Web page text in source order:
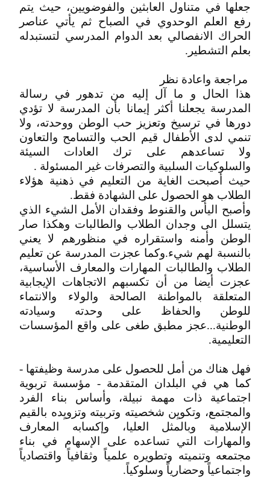
جعلها في متناول العابثين والفوضويين، حيث يتم
رفع العلم الوحدوي في الصباح ثم يأتي عناصر
‬بعلم‮ ‬التشطير‮.‬
هذا الحال و ما آل إليه من تدهور في رسالة
المدرسة يجعلنا أكثر إيمانا بأن المدرسة لا تؤدي
دورها في ترسيخ وتعزيز حب الوطن ووحدته، ولا
تنمي لدى الأطفال قيم الحب والتسامح والتعاون
ولا تساعدهم على ترك العادات السيئة
والسلوكيات السلبية والتصرفات غير المسئولة .
‬الطلاب‮ ‬هو‮ ‬الحصول‮ ‬على‮ ‬الشهادة‮ ‬فقط‮.‬
وأصبح اليأس والقنوط وفقدان الأمل الشيء الذي
يتسلل الى وجدان الطلاب والطالبات وهكذا صار
الوطن وأمنه واستقراره في منظورهم لا يعني
بالنسبة لهم شيء.وكما عجزت المدرسة عن تعليم
الطلاب والطالبات المهارات والمعارف الأساسية،
‬التعليمية‮.‬
فهل هناك من أمل للحصول على مدرسة وظيفتها -
كما هي في البلدان المتقدمة - مؤسسة تربوية
اجتماعية ذات مهمة نبيلة، وأساس بناء الفرد
والمجتمع، وتكويِن شخصيته وتربيته وتزويِده بالقيم
الإسلامية وبالمثل العليا، وإكسابه المعارف
‬واجتماعياً‮ ‬وحضارياً‮ ‬وسلوكياً‮.‬